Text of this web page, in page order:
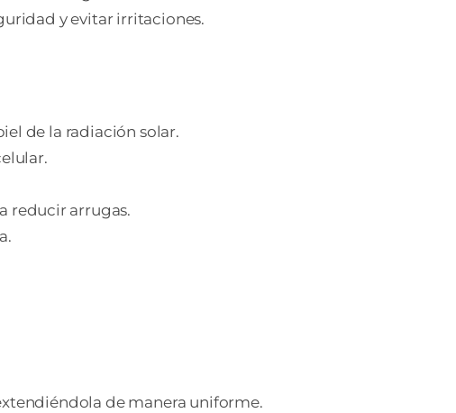
y evitar irritaciones.
de la radiación solar.
reducir arrugas.
de manera uniforme.